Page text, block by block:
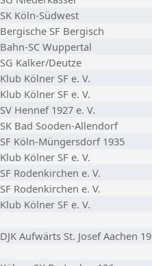
SK Köln-Südwest
Bergische SF Bergisch
Bahn-SC Wuppertal
SG Kalker/Deutze
Klub Kölner SF e. V.
Klub Kölner SF e. V.
SV Hennef 1927 e. V.
SK Bad Sooden-Allendorf
SF Köln-Müngersdorf 1935
Klub Kölner SF e. V.
SF Rodenkirchen e. V.
SF Rodenkirchen e. V.
Klub Kölner SF e. V.
DJK Aufwärts St. Josef Aachen 19